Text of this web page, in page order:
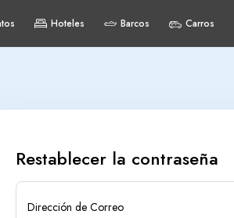
Hoteles Barcos Carros
Restablecer la contraseña
Dirección de Correo